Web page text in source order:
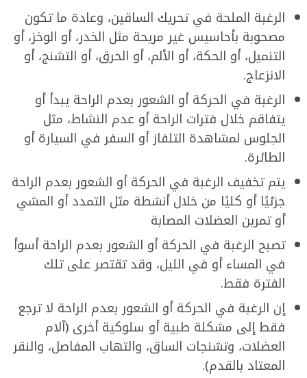
الرغبة الملحة في تحريك الساقين، وعادة ما تكون
مصحوبة بأحاسيس غير مريحة مثل الخدر، أو الوخز، أو
التنميل، أو الحكة، أو الألم، أو الحرق، أو التشنج، أو
الانزعاج.
الرغبة في الحركة أو الشعور بعدم الراحة يبدأ أو
يتفاقم خلال فترات الراحة أو عدم النشاط، مثل
الجلوس لمشاهدة التلفاز أو السفر في السيارة أو
الطائرة.
يتم تخفيف الرغبة في الحركة أو الشعور بعدم الراحة
جزئيًا أو كليًا من خلال أنشطة مثل التمدد أو المشي
أو تمرين العضلات المصابة
تصبح الرغبة في الحركة أو الشعور بعدم الراحة أسوأ
في المساء أو في الليل، وقد تقتصر على تلك
الفترة فقط.
إن الرغبة في الحركة أو الشعور بعدم الراحة لا ترجع
فقط إلى مشكلة طبية أو سلوكية أخرى (آلام
العضلات، وتشنجات الساق، والتهاب المفاصل، والنقر
المعتاد بالقدم).